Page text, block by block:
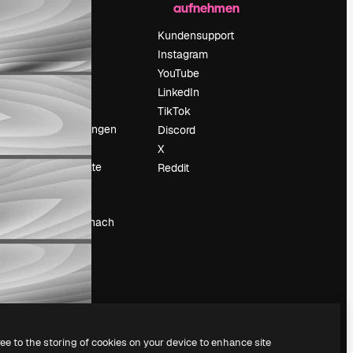
Über uns
Reviews
Karriere
Suchtrends
Blog
Veranstaltungen
Slidesgo
Deine Inhalte
verkaufen
Pressesaal
Suchst du nach
magnific.ai
aufnehmen
Kundensupport
Instagram
YouTube
LinkedIn
TikTok
Discord
X
Reddit
to the storing of cookies on your device to enhance site